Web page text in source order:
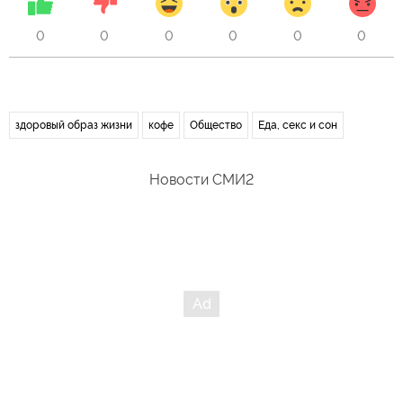
0 0 0 0 0 0
здоровый образ жизни кофе Общество Еда, секс и сон
Новости СМИ2